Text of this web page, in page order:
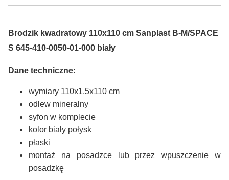
Brodzik kwadratowy 110x110 cm Sanplast B-M/SPACE
S 645-410-0050-01-000 biały
Dane techniczne:
wymiary 110x1,5x110 cm
odlew mineralny
syfon w komplecie
kolor biały połysk
płaski
montaż na posadzce lub przez wpuszczenie w
posadzkę